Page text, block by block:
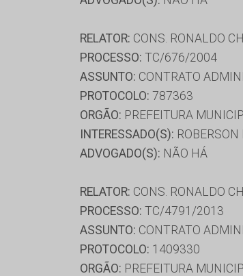
RELATOR: CONS. RONALDO
PROCESSO: TC/676/2004
ASSUNTO: CONTRATO
PROTOCOLO: 787363
ORGÃO: PREFEITURA
INTERESSADO(S):
ADVOGADO(S): NÃO HÁ
RELATOR: CONS. RONALDO
PROCESSO: TC/4791/2013
ASSUNTO: CONTRATO
PROTOCOLO: 1409330
ORGÃO: PREFEITURA